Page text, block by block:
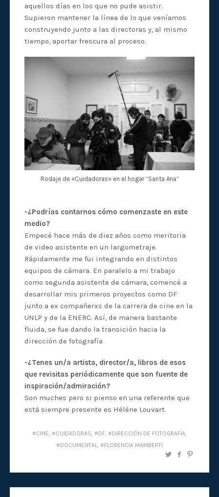
aquellos días en los que no pude asistir.
Supieron mantener la línea de lo que veníamos
construyendo junto a las directoras y, al mismo
tiempo, aportar frescura al proceso.
Rodaje de «Cuidadoras» en el hogar “Santa Ana”
-¿Podrías contarnos cómo comenzaste en este
medio?
Empecé hace más de diez años como meritoria
de video asistente en un largometraje.
Rápidamente me fui integrando en distintos
equipos de cámara. En paralelo a mi trabajo
como segunda asistente de cámara, comencé a
desarrollar mis primeros proyectos como DF
junto a ex compañerxs de la carrera de cine en la
UNLP y de la ENERC. Así, de manera bastante
fluida, se fue dando la transición hacia la
dirección de fotografía
-¿Tenes un/a artista, director/a, libros de esos
que revisitas periódicamente que son fuente de
inspiración/admiración?
Son muches pero si pienso en una referente que
está siempre presente es Hélène Louvart.
CINE, CUIDADORAS, DF, DIRECCIÓN DE FOTOGRAFÍA,
DOCUMENTAL, FLORENCIA MAMBERTI